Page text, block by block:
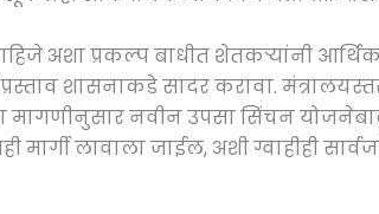
अशा प्रकल्प बाधीत शेतकऱ्यांनी
शासनाकडे सादर करावा.
मागणीनुसार नवीन उपसा सिंचन
मार्गी लावाला जाईल, अशी ग्वाहीही